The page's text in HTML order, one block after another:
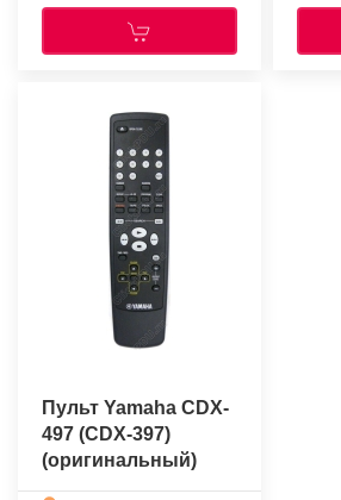
Пульт Yamaha CDX-
497 (CDX-397)
(оригинальный)